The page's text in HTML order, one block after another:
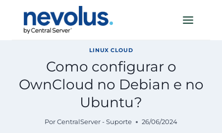
LINUX CLOUD
Como configurar o
OwnCloud no Debian e no
Ubuntu?
Por CentralServer - Suporte 26/06/2024